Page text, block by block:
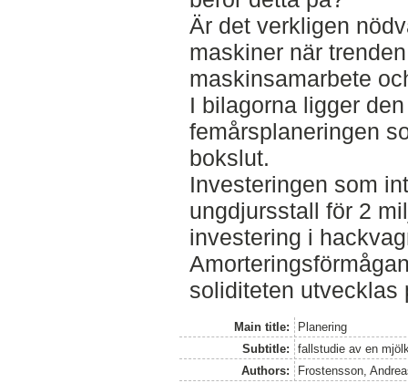
Är det verkligen
maskiner när
maskinsamarbete
I bilagorna ligger
femårsplaneringen
bokslut.
Investeringen som
ungdjursstall för 2
investering i
soliditeten utvecklas
Main title:
Planering
Subtitle:
fallstudie av en
Authors:
Frostensson,